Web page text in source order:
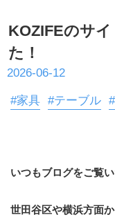
KOZIFEのサ
た！
2026-06-12
#家具 #テーブル
いつもブログをご覧
世田谷区や横浜方面